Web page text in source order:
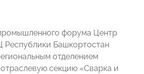
форума Центр
Республики Башкортостан
отделением
секцию «Сварка и